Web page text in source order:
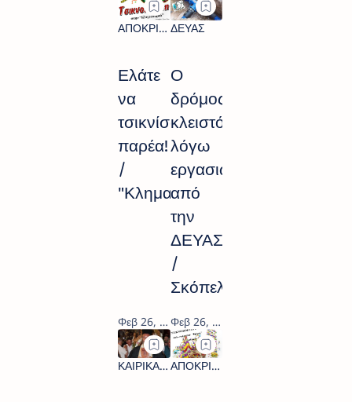
Ελάτε
να
τσικνίσουμε
παρέα!
/
"Κληματαριά"
Ο
δρόμος
κλειστός
λόγω
εργασιών
από
την
ΔΕΥΑΣ
/
Σκόπελος